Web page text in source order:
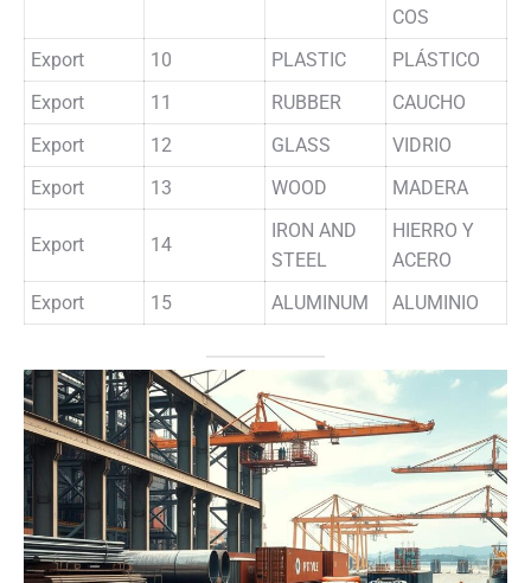
COS
Export
10 PLASTIC
PLÁSTICO
Export
11 RUBBER
CAUCHO
Export
12 GLASS
VIDRIO
Export
13 WOOD MADERA
Export 14
IRON AND
STEEL
HIERRO Y
ACERO
Export
15 ALUMINUM ALUMINIO